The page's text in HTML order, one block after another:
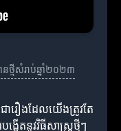
មីសំរាប់ឆ្នាំ២០២៣
ជារឿងដែលយើងត្រូវតែ
កើតនូវវិធីសាស្ត្រថ្មីៗ